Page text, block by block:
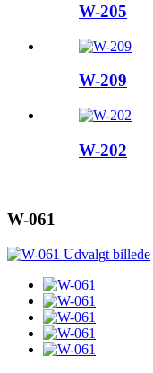
W-205
W-209
W-202
W-061